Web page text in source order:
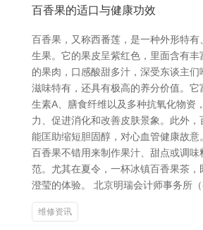
百香果的适口与健康功效
百香果，又称西番莲，是一种外形特有
生果。它的果皮呈紫红色，里面含有丰
的果肉，口感酸甜多汁，深受东谈主们
滋味特有，还具有极高的养分价值。它
生素A、膳食纤维以及多种抗氧化物资
力、促进消化和改善皮肤景象。此外
能匡助缩短胆固醇，对心血管健康故意
百香果不错用来制作果汁、甜点或调味
范。尤其在夏令，一杯冰镇百香果茶，
澄莹的体验。 北京明瑞会计师事务所
维修资讯